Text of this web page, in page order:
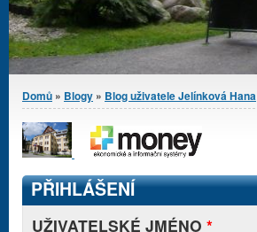
Jste zde
Domů » Blogy » Blog uživatele Jelínková Hana
PŘIHLÁŠENÍ
UŽIVATELSKÉ JMÉNO *